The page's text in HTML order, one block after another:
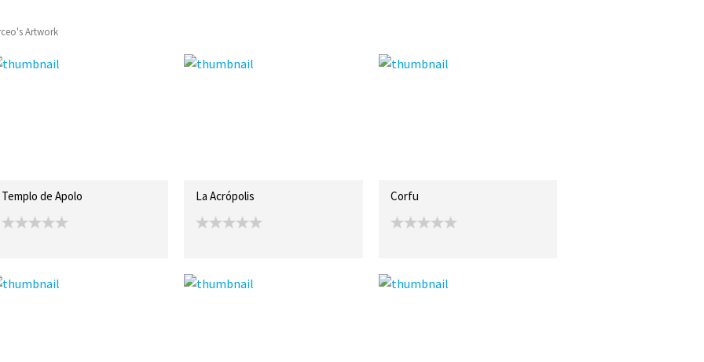
Artwork
Templo de Apolo La Acrópolis Corfu